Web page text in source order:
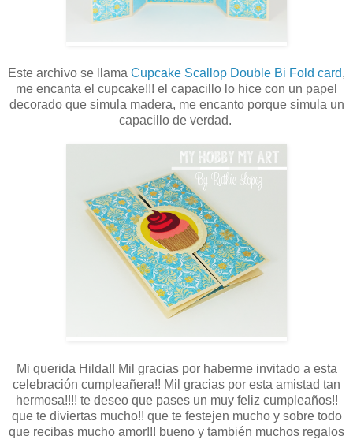
Este archivo se llama Cupcake Scallop Double Bi Fold card,
me encanta el cupcake!!! el capacillo lo hice con un papel
decorado que simula madera, me encanto porque simula un
capacillo de verdad.
Mi querida Hilda!! Mil gracias por haberme invitado a esta
celebración cumpleañera!! Mil gracias por esta amistad tan
hermosa!!!! te deseo que pases un muy feliz cumpleaños!!
que te diviertas mucho!! que te festejen mucho y sobre todo
que recibas mucho amor!!! bueno y también muchos regalos